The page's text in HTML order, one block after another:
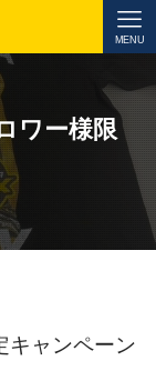
MENU
ワー様限
キャンペーン